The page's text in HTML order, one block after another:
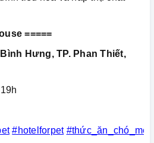
=====
Hưng, TP. Phan Thiết,
#hotelforpet #thức_ăn_chó_mèo